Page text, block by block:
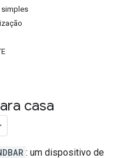
casa
: um dispositivo de